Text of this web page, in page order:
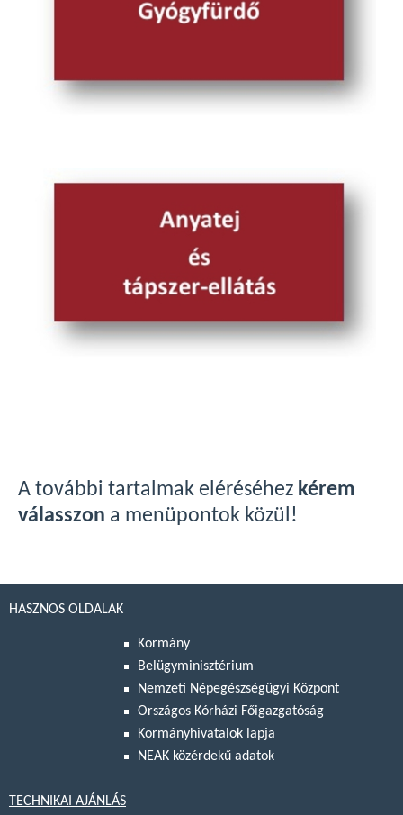
A további tartalmak eléréséhez kérem
válasszon a menüpontok közül!
HASZNOS OLDALAK
Kormány
Belügyminisztérium
Nemzeti Népegészségügyi Központ
Országos Kórházi Főigazgatóság
Kormányhivatalok lapja
NEAK közérdekű adatok
TECHNIKAI AJÁNLÁS